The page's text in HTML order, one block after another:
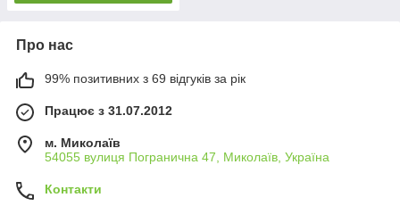
Про нас
99% позитивних з 69 відгуків за рік
Працює з 31.07.2012
м. Миколаїв
54055 вулиця Погранична 47, Миколаїв, Україна
Контакти